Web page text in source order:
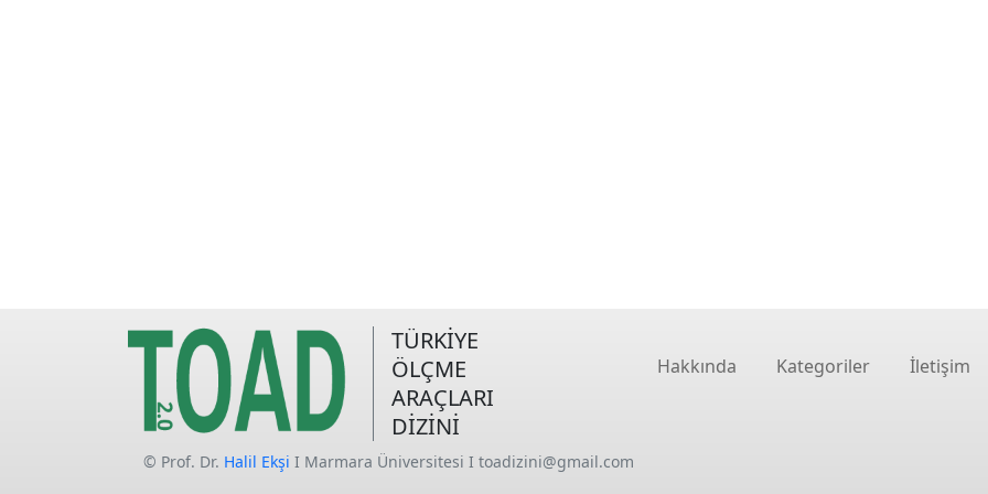
TÜRKİYE
ÖLÇME
ARAÇLARI
DİZİNİ
Hakkında Kategoriler İletişim
© Prof. Dr. Halil Ekşi I Marmara Üniversitesi I toadizini@gmail.com